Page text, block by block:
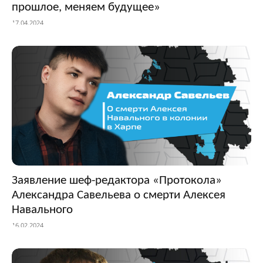
прошлое, меняем будущее»
17.04.2024
Заявление шеф-редактора «Протокола»
Александра Савельева о смерти Алексея
Навального
16.02.2024